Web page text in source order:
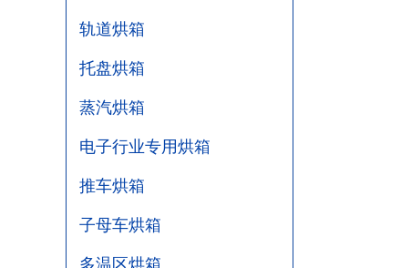
轨道烘箱
托盘烘箱
蒸汽烘箱
电子行业专用烘箱
推车烘箱
子母车烘箱
多温区烘箱